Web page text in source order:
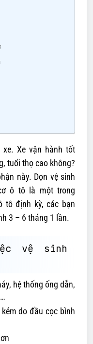
Xe vận hành tốt
tuổi thọ cao không?
này. Dọn vệ sinh
ô tô là một trong
tô định kỳ, các bạn
3 – 6 tháng 1 lần.
vệ sinh
hệ thống ống dẫn,
do đầu cọc bình